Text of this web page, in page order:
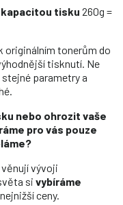
tisku 260g =
originálním tonerům do
tisknutí. Ne
parametry a
nebo ohrozit vaše
pro vás pouze
vývoji
si vybíráme
ceny.